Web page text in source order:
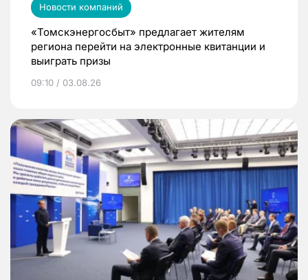
Новости компаний
«Томскэнергосбыт» предлагает жителям
региона перейти на электронные квитанции и
выиграть призы
09:10 / 03.08.26